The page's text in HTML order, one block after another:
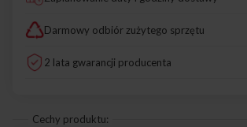
Darmowy odbiór zużytego sprzętu
2 lata gwarancji producenta
Cechy produktu: